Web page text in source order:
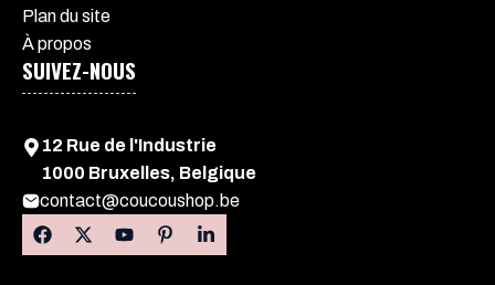
Plan du site
À propos
SUIVEZ-NOUS
12 Rue de l'Industrie
1000 Bruxelles, Belgique
contact@coucoushop.be